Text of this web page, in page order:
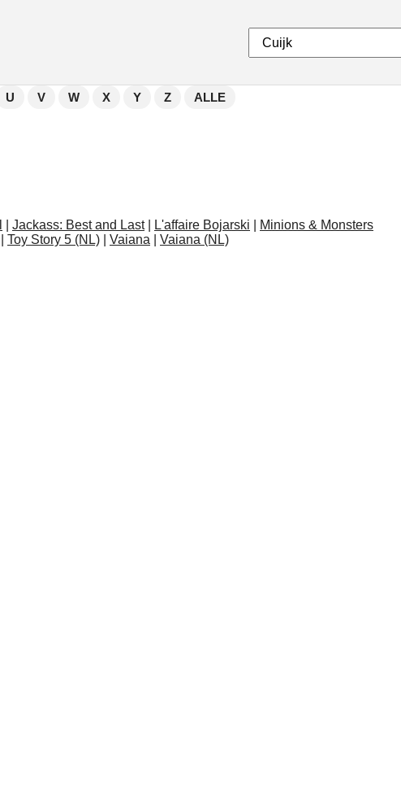
U V W X Y Z ALLE
Jackass: Best and Last| L'affaire Bojarski
Minions & Monsters
Toy Story 5 (NL) Vaiana Vaiana (NL)